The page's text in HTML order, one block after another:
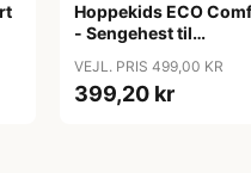
Hoppekids ECO
- Sengehest til
VEJL. PRIS 499,00 KR
399,20 kr